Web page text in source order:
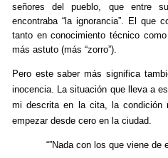
señores del pueblo, que entre
encontraba “la ignorancia”. El que
tanto en conocimiento técnico
más astuto (más “zorro”).
Pero este saber más significa
inocencia. La situación que lleva a
mi descrita en la cita, la condición
empezar desde cero en la ciudad.
“”Nada con los que viene